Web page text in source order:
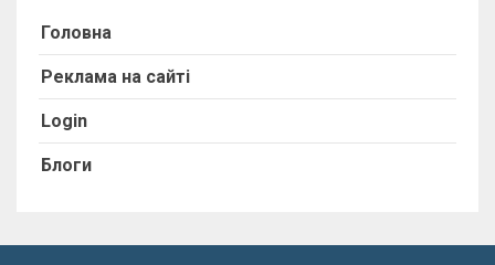
Головна
Реклама на сайті
Login
Блоги